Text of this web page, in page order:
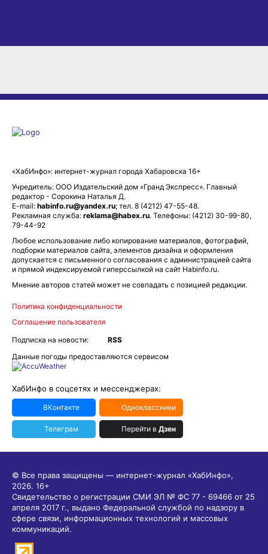
«ХабИнфо»: интернет-журнал города Хабаровска 16+
Учредитель: ООО Издательский дом «Гранд Экспресс». Главный
редактор - Сорокина Наталья Д.
E-mail: habinfo.ru@yandex.ru; тел. 8 (4212) 47-55-48.
Рекламная служба: reklama@habex.ru. Телефоны: (4212) 30-99-80,
79-44-92
Любое использование либо копирование материалов, фотографий,
подборки материалов сайта, элементов дизайна и оформления
допускается с письменного согласования с администрацией сайта
и прямой индексируемой гиперссылкой на сайт Habinfo.ru.
Мнение авторов статей может не совпадать с позицией редакции.
Политика конфиденциальности
Соглашение пользователя
Подписка на новости:
RSS
Данные погоды предоставляются сервисом
ХабИнфо в соцсетях и мессенджерах:
ВКонтакте Одноклассники
Телеграм Перейти в Дзен
© Все права защищены — интернет-журнал «ХабИнфо»,
2026. 16+
Свидетельство о регистрации СМИ ЭЛ № ФС 77 - 69466 от 25
апреля 2017 г., выдано Федеральной службой по надзору в
сфере связи, информационных технологий и массовых
коммуникаций.